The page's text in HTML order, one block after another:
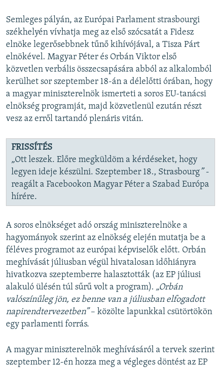
Semleges pályán, az Európai Parlament strasbourgi
székhelyén vívhatja meg az első szócsatát a Fidesz
elnöke legerősebbnek tűnő kihívójával, a Tisza Párt
elnökével. Magyar Péter és Orbán Viktor első
közvetlen verbális összecsapására abból az alkalomból
kerülhet sor szeptember 18-án a délelőtti órában, hogy
a magyar miniszterelnök ismerteti a soros EU-tanácsi
elnökség programját, majd közvetlenül ezután részt
vesz az erről tartandó plenáris vitán.
FRISSÍTÉS
„Ott leszek. Előre megküldöm a kérdéseket, hogy
legyen ideje készülni. Szeptember 18., Strasbourg” -
reagált a Facebookon Magyar Péter a Szabad Európa
hírére.
A soros elnökséget adó ország miniszterelnöke a
hagyományok szerint az elnökség elején mutatja be a
féléves programot az európai képviselők előtt. Orbán
meghívását júliusban végül hivatalosan időhiányra
hivatkozva szeptemberre halasztották (az EP júliusi
alakuló ülésén túl sűrű volt a program). „Orbán
valószínűleg jön, ez benne van a júliusban elfogadott
napirendtervezetben”– közölte lapunkkal csütörtökön
egy parlamenti forrás.
A magyar miniszterelnök meghívásáról a tervek szerint
szeptember 12-én hozza meg a végleges döntést az EP